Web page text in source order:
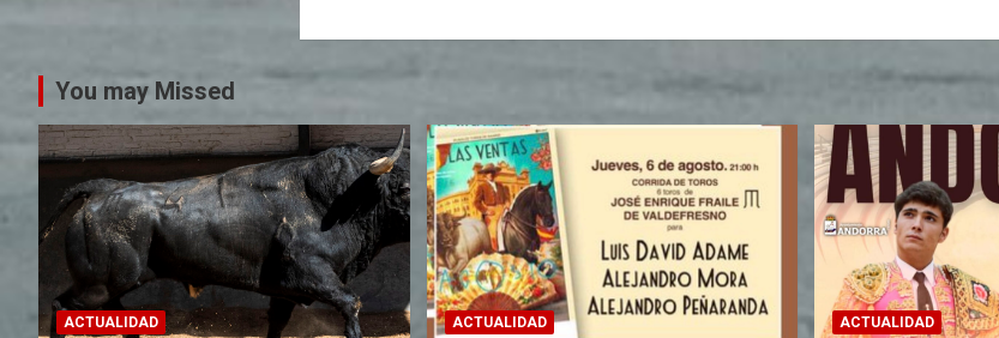
You may Missed
ACTUALIDAD ACTUALIDAD ACTUALIDAD